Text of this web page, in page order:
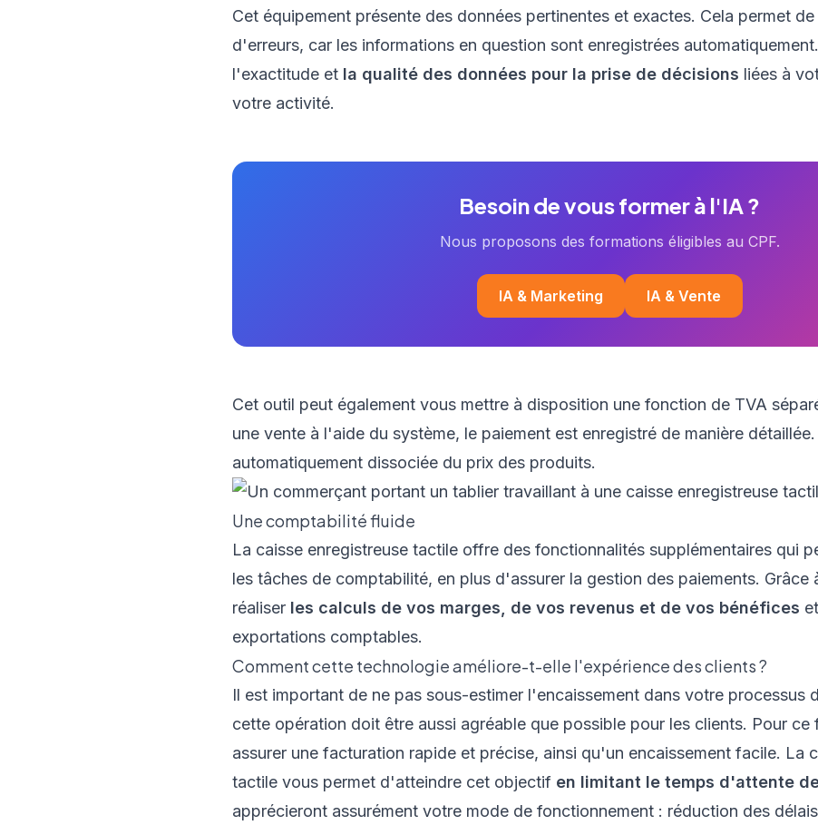
Cet équipement présente des données pertinentes et exactes. Cela permet
d'erreurs, car les informations en question sont enregistrées
l'exactitude et la qualité des données pour la prise de décisions liées à
votre activité.
Besoin de vous former à l'IA ?
Nous proposons des formations éligibles au CPF.
IA & Marketing IA & Vente
Cet outil peut également vous mettre à disposition une fonction de TVA
une vente à l'aide du système, le paiement est enregistré de manière
automatiquement dissociée du prix des produits.
Une comptabilité fluide
La caisse enregistreuse tactile offre des fonctionnalités supplémentaires qui
les tâches de comptabilité, en plus d'assurer la gestion des paiements. Grâce
réaliser les calculs de vos marges, de vos revenus et de vos bénéfices
exportations comptables.
Comment cette technologie améliore-t-elle l'expérience des clients ?
Il est important de ne pas sous-estimer l'encaissement dans votre processus
cette opération doit être aussi agréable que possible pour les clients. Pour ce
assurer une facturation rapide et précise, ainsi qu'un encaissement facile. La
tactile vous permet d'atteindre cet objectif en limitant le temps d'attente
apprécieront assurément votre mode de fonctionnement : réduction des